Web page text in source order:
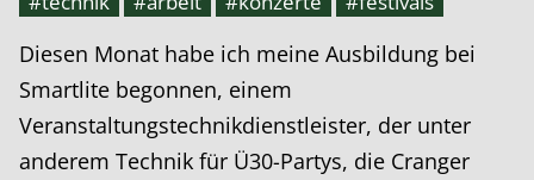
Diesen Monat habe ich meine Ausbildung bei
Smartlite begonnen, einem
Veranstaltungstechnikdienstleister, der unter
anderem Technik für Ü30-Partys, die Cranger